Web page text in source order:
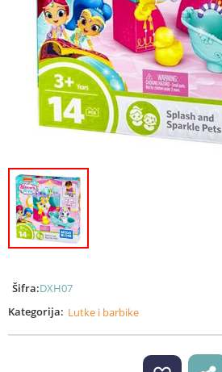
Šifra:DXH07
Kategorija: Lutke i barbike